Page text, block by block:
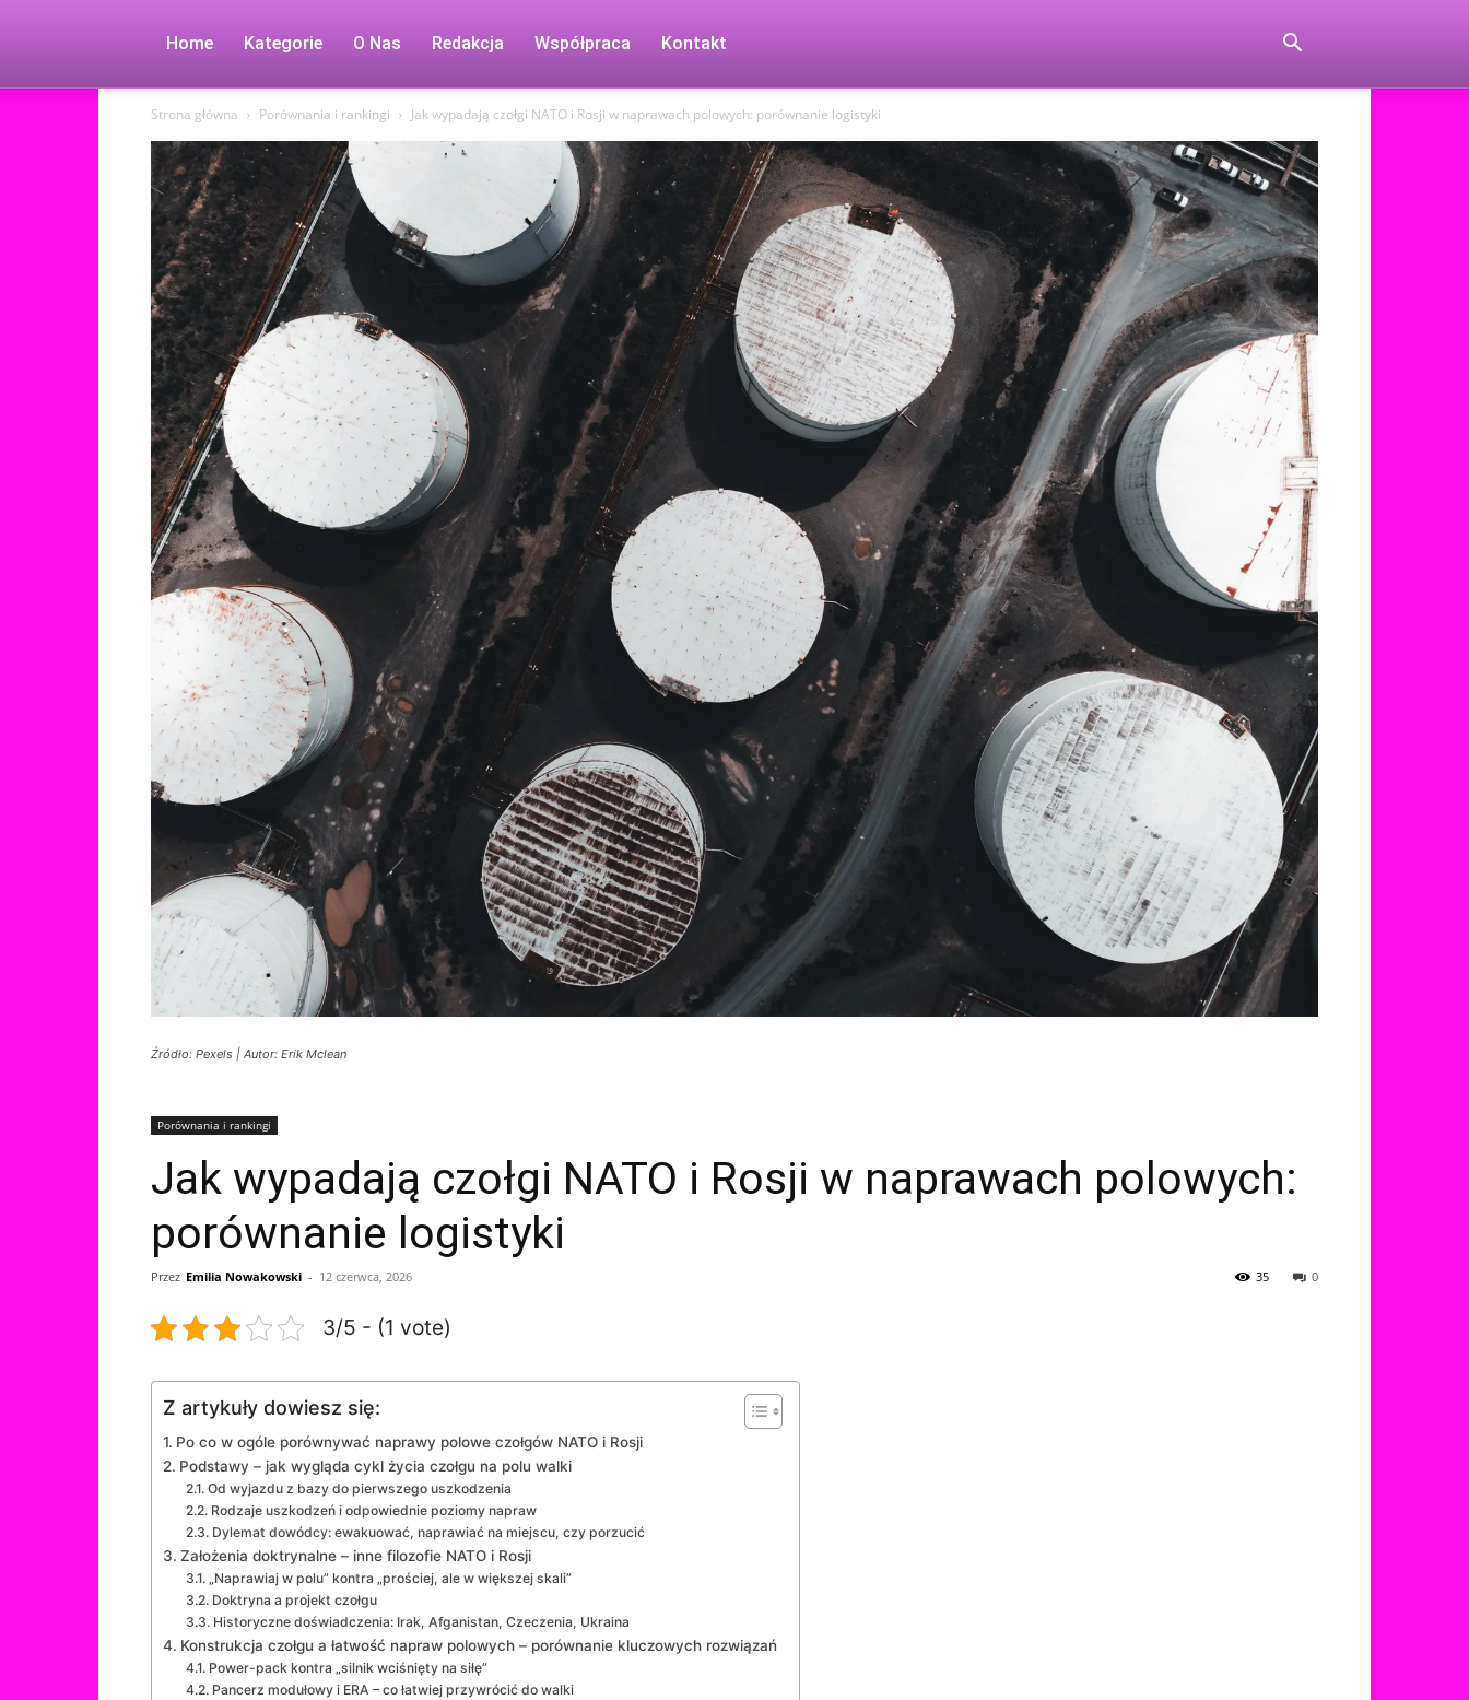
Home Kategorie O Nas Redakcja Współpraca Kontakt
Strona główna Porównania i rankingi Jak wypadają czołgi NATO i Rosji w naprawach polowych: porównanie logistyki
Źródło: Pexels | Autor: Erik Mclean
Porównania i rankingi
Jak wypadają czołgi NATO i Rosji w naprawach polowych:
porównanie logistyki
Przez Emilia Nowakowski - 12 czerwca, 2026 0
35
3/5 - (1 vote)
Z artykuły dowiesz się:
Po co w ogóle porównywać naprawy polowe czołgów NATO i Rosji
Podstawy – jak wygląda cykl życia czołgu na polu walki
Od wyjazdu z bazy do pierwszego uszkodzenia
Rodzaje uszkodzeń i odpowiednie poziomy napraw
Dylemat dowódcy: ewakuować, naprawiać na miejscu, czy porzucić
Założenia doktrynalne – inne filozofie NATO i Rosji
„Naprawiaj w polu” kontra „prościej, ale w większej skali”
Doktryna a projekt czołgu
Historyczne doświadczenia: Irak, Afganistan, Czeczenia, Ukraina
Konstrukcja czołgu a łatwość napraw polowych – porównanie kluczowych rozwiązań
Power-pack kontra „silnik wciśnięty na siłę”
Pancerz modułowy i ERA – co łatwiej przywrócić do walki